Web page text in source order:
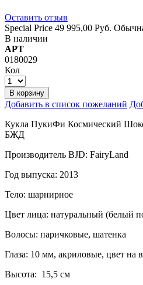
Оставить отзыв
Special Price 49 995,00 Руб.
В наличии
АРТ
0180029
Кол
В корзину
Добавить в список пожеланий
Кукла ПукиФи Космический
БЖД
Производитель BJD: FairyLand
Год выпуска: 2013
Тело: шарнирное
Цвет лица: натуральный (белый
Волосы: паричковые, шатенка
Глаза: 10 мм, акриловые, цвет на
Высота: 15,5 см